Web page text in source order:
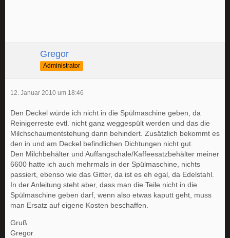
Gregor
Administrator
12. Januar 2010 um 18:46
Den Deckel würde ich nicht in die Spülmaschine geben, da
Reinigerreste evtl. nicht ganz weggespült werden und das die
Milchschaumentstehung dann behindert. Zusätzlich bekommt es
den in und am Deckel befindlichen Dichtungen nicht gut.
Den Milchbehälter und Auffangschale/Kaffeesatzbehälter meiner
6600 hatte ich auch mehrmals in der Spülmaschine, nichts
passiert, ebenso wie das Gitter, da ist es eh egal, da Edelstahl.
In der Anleitung steht aber, dass man die Teile nicht in die
Spülmaschine geben darf, wenn also etwas kaputt geht, muss
man Ersatz auf eigene Kosten beschaffen.
Gruß
Gregor